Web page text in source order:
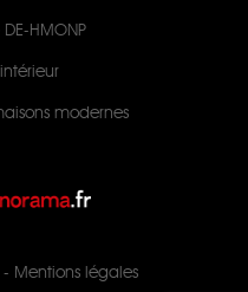
HMONP
modernes
- Mentions légales